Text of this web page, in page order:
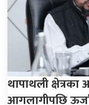
थापाथली क्षेत्रका
आगलागीपछि